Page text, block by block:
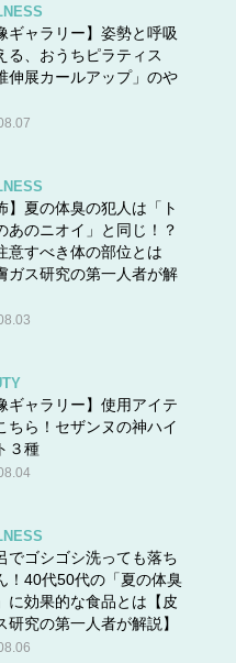
ギャラリー】姿勢と呼吸
る、おうちピラティス
伸展カールアップ」のや
】夏の体臭の犯人は「ト
あのニオイ」と同じ！？
意すべき体の部位とは
ガス研究の第一人者が解
ギャラリー】使用アイテ
ちら！セザンヌの神ハイ
３種
でゴシゴシ洗っても落ち
！40代50代の「夏の体臭
に効果的な食品とは【皮
研究の第一人者が解説】